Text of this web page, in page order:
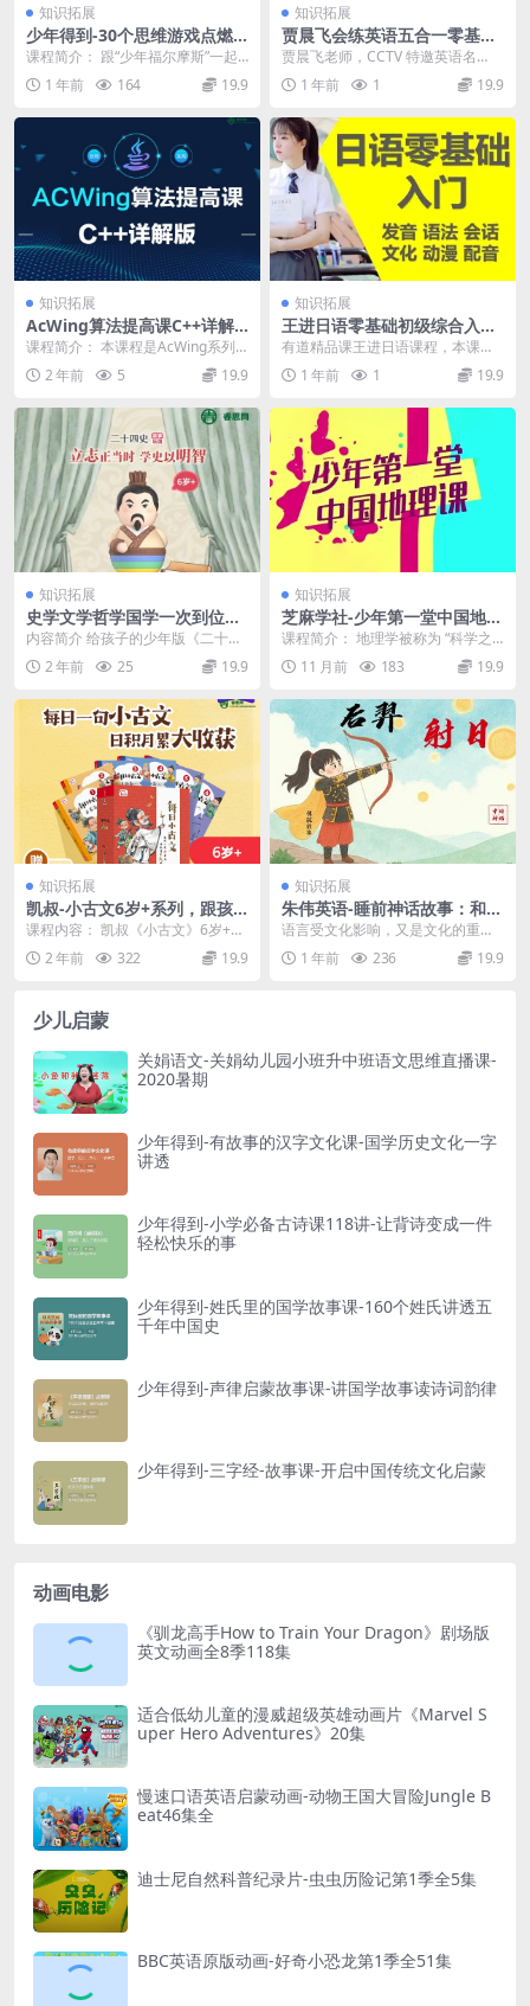
知识拓展
少年得到-30个思维游戏点燃
聪明大脑-帮孩子强化思维举一
课程简介： 跟“少年福尔摩斯”一起
玩逻辑游戏,学思维!少年得到首部烧
脑动画课上线...
1 年前 164 19.9
知识拓展
贾晨飞会练英语五合一零基础
极品系统课
贾晨飞老师，CCTV 特邀英语名
师，TED 英语教育演讲嘉宾，中国
二语习得理论实...
1 年前 1 19.9
知识拓展
AcWing算法提高课C++详解
版
课程简介： 本课程是AcWing系列
提高课程。本课程系统讲解常用算
法与数据结构的...
2 年前 5 19.9
知识拓展
王进日语零基础初级综合入门
课
有道精品课王进日语课程，本课程
大小13.90GB，包含MP4视频共13
6个文件，...
1 年前 1 19.9
知识拓展
史学文学哲学国学一次到位
《凯叔·二十四史》共434集m
p3音频
内容简介 给孩子的少年版《二十四
史》史学、文学、哲学、国学一次
到位！ 从尧舜时代...
2 年前 25 19.9
知识拓展
芝麻学社-少年第一堂中国地理
课-捕捉自然之美
课程简介： 地理学被称为 “科学之
母”，是每个孩子认识世界的第一
步！古人说：“读...
11 月前 183 19.9
知识拓展
凯叔-小古文6岁+系列，跟孩
子一起学古文
课程内容： 凯叔《小古文》6岁+系
列，每天一篇，跟孩子一起学古
文，培养阅读兴趣！...
2 年前 322 19.9
知识拓展
朱伟英语-睡前神话故事：和众
神学单词
语言受文化影响，又是文化的重要
组成部分。通过学习一门语言，可
以了解一种文化。英语...
1 年前 236 19.9
少儿启蒙
关娟语文-关娟幼儿园小班升中班语文思维直播课-
2020暑期
少年得到-有故事的汉字文化课-国学历史文化一字
讲透
少年得到-小学必备古诗课118讲-让背诗变成一件
轻松快乐的事
少年得到-姓氏里的国学故事课-160个姓氏讲透五
千年中国史
少年得到-声律启蒙故事课-讲国学故事读诗词韵律
少年得到-三字经-故事课-开启中国传统文化启蒙
动画电影
《驯龙高手How to Train Your Dragon》剧场版
英文动画全8季118集
适合低幼儿童的漫威超级英雄动画片《Marvel S
uper Hero Adventures》20集
慢速口语英语启蒙动画-动物王国大冒险Jungle B
eat46集全
迪士尼自然科普纪录片-虫虫历险记第1季全5集
BBC英语原版动画-好奇小恐龙第1季全51集